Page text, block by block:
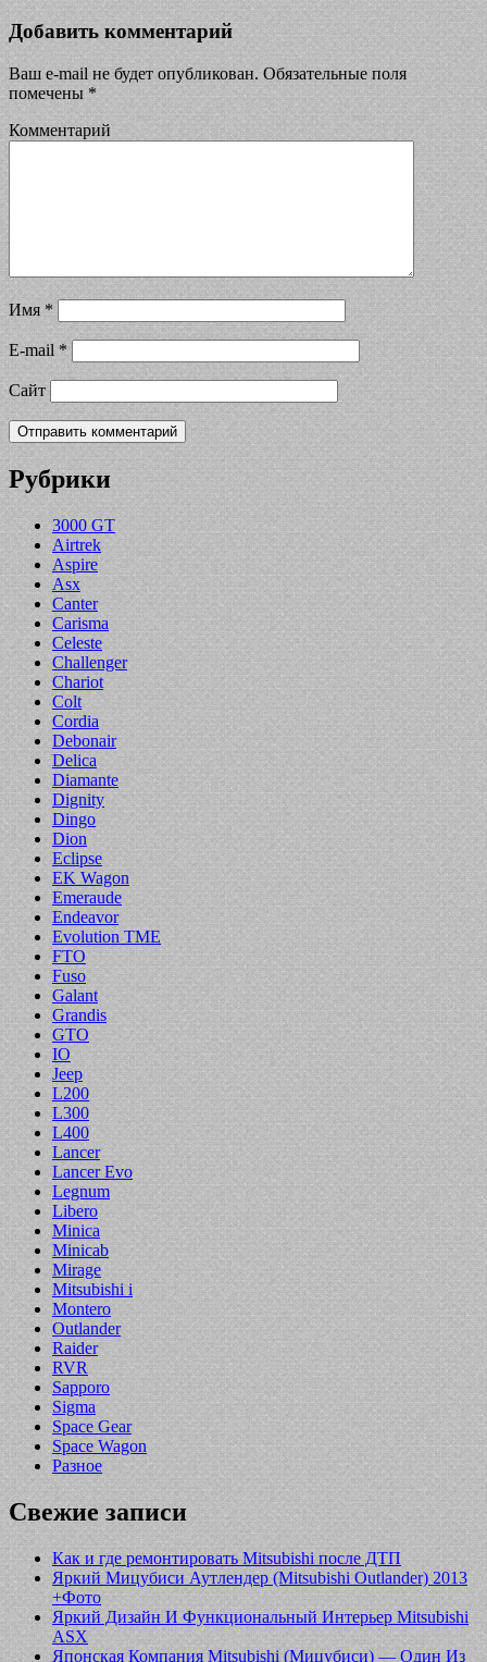
Добавить комментарий
Ваш e-mail не будет опубликован.Обязательные поля
помечены*
Комментарий
Имя*
E-mail*
Сайт
Рубрики
3000 GT
Airtrek
Aspire
Asx
Canter
Carisma
Celeste
Challenger
Chariot
Colt
Cordia
Debonair
Delica
Diamante
Dignity
Dingo
Dion
Eclipse
EK Wagon
Emeraude
Endeavor
Evolution TME
FTO
Fuso
Galant
Grandis
GTO
IO
Jeep
L200
L300
L400
Lancer
Lancer Evo
Legnum
Libero
Minica
Minicab
Mirage
Mitsubishi i
Montero
Outlander
Raider
RVR
Sapporo
Sigma
Space Gear
Space Wagon
Разное
Свежие записи
Как и где ремонтировать Mitsubishi после ДТП
Яркий Мицубиси Аутлендер (Mitsubishi Outlander) 2013
+Фото
Яркий Дизайн И Функциональный Интерьер Mitsubishi
ASX
Японская Компания Mitsubishi (Мицубиси) — Один Из